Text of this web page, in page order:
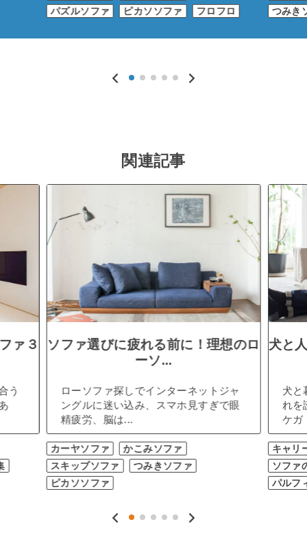
パズルソファ
ピカソソファ フロフロ
つみき
関連記事
ァ３
う
ソファ選びに疲れる前に！理想のロ
ーソ...
ローソファ探しでインターネットジャ
ングルに迷い込み、スマホ見すぎで眼
精疲労、脳は...
カーヤソファ
かこみソファ
スキップソファ
つみきソファ
ピカソソファ
犬と
犬と
れを
ケガ
キャリ
ソファ
パルフ